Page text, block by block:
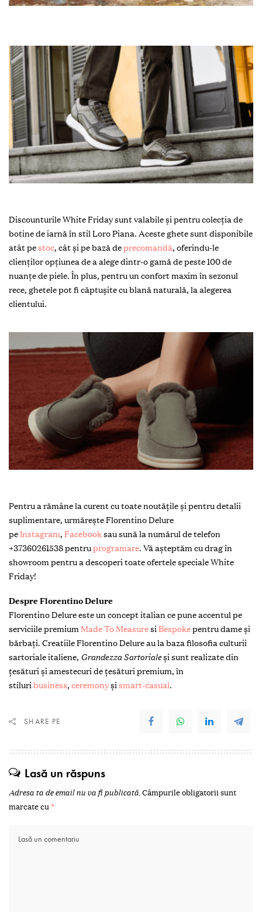
Discounturile White Friday sunt valabile și pentru colecția de
botine de iarnă în stil Loro Piana. Aceste ghete sunt disponibile
atât pestoc, cât și pe bază deprecomandă, oferindu-le
clienților opțiunea de a alege dintr-o gamă de peste 100 de
nuanțe de piele. În plus, pentru un confort maxim în sezonul
rece, ghetele pot fi căptușite cu blană naturală, la alegerea
clientului.
Pentru a rămâne la curent cu toate noutățile și pentru detalii
suplimentare, urmărește Florentino Delure
peInstagram, Facebooksau sună la numărul de telefon
+37360261538 pentruprogramare. Vă așteptăm cu drag în
showroom pentru a descoperi toate ofertele speciale White
Friday!
Despre Florentino Delure
Florentino Delure este un concept italian ce pune accentul pe
serviciile premiumMade To MeasuresiBespokepentru dame și
bărbați. Creatiile Florentino Delure au la baza filosofia culturii
sartoriale italiene, Grandezza Sartorialeși sunt realizate din
țesături și amestecuri de țesături premium, în
stiluribusiness, ceremonyșismart-casual.
SHARE PE
Lasă un răspuns
Adresa ta de email nu va fi publicată.Câmpurile obligatorii sunt
marcate cu *